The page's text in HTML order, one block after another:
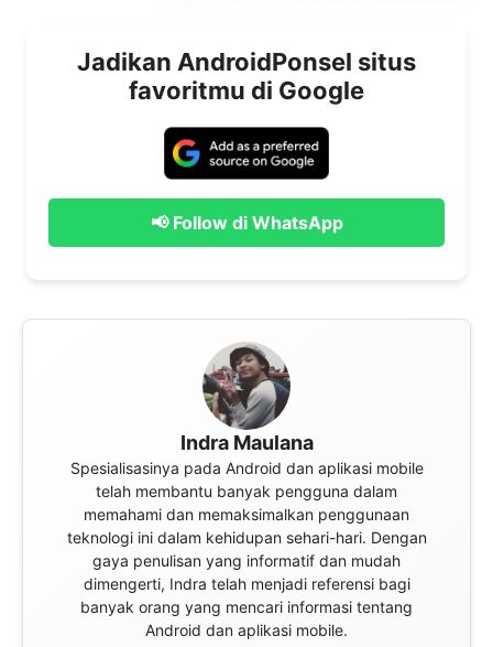
Jadikan AndroidPonsel situs
favoritmu di Google
📢 Follow di WhatsApp
Indra Maulana
Spesialisasinya pada Android dan aplikasi mobile
telah membantu banyak pengguna dalam
memahami dan memaksimalkan penggunaan
teknologi ini dalam kehidupan sehari-hari. Dengan
gaya penulisan yang informatif dan mudah
dimengerti, Indra telah menjadi referensi bagi
banyak orang yang mencari informasi tentang
Android dan aplikasi mobile.